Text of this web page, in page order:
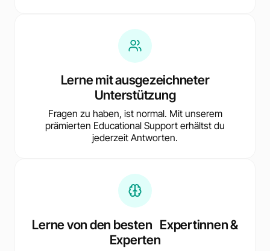
Lerne mit ausgezeichneter
Unterstützung
Fragen zu haben, ist normal. Mit unserem
prämierten Educational Support erhältst du
jederzeit Antworten.
Lerne von den besten Expertinnen &
Experten